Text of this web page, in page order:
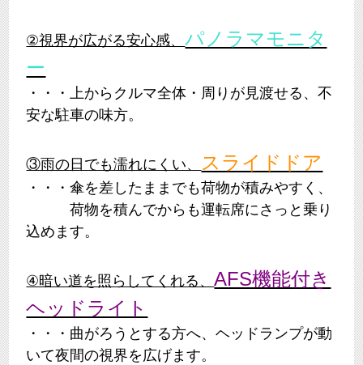
②視界が広がる安心感、パノラマモニタ
ー
・・・上からクルマ全体・周りが見渡せる、不
安な駐車の味方。
③雨の日でも濡れにくい、 スライドドア
・・・傘を差したままでも荷物が積みやすく、
荷物を積んでからも運転席にさっと乗り
込めます。
④暗い道を照らしてくれる、AFS機能付き
ヘッドライト
・・・曲がろうとする方へ、ヘッドランプが動
いて夜間の視界を広げます。